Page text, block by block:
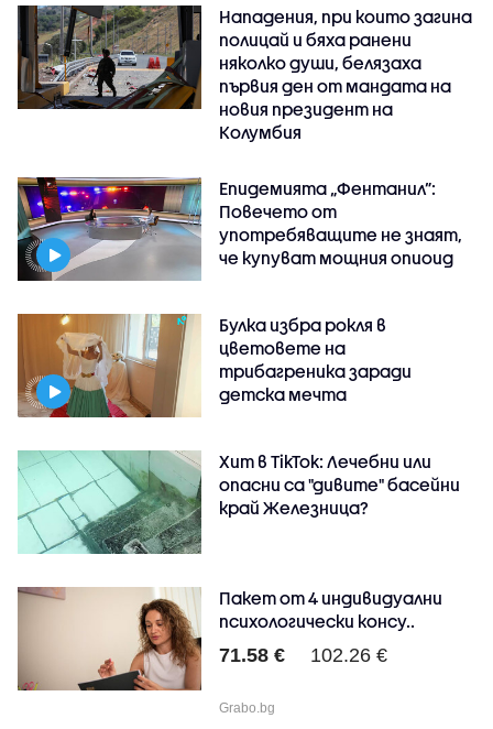
Нападения, при които загина
полицай и бяха ранени
няколко души, белязаха
първия ден от мандата на
новия президент на
Колумбия
Епидемията „Фентанил”:
Повечето от
употребяващите не знаят,
че купуват мощния опиоид
Булка избра рокля в
цветовете на
трибагреника заради
детска мечта
Хит в TikTok: Лечебни или
опасни са "дивите" басейни
край Железница?
Пакет от 4 индивидуални
психологически консу..
71.58 € 102.26 €
Grabo.bg